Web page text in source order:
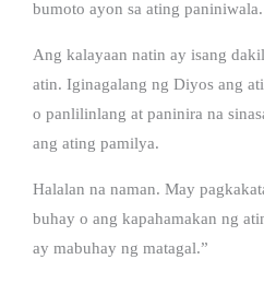
bumoto ayon sa ating paniniwala.
Ang kalayaan natin ay isang
atin. Iginagalang ng Diyos ang
o panlilinlang at paninira na
ang ating pamilya.
Halalan na naman. May
buhay o ang kapahamakan ng
ay mabuhay ng matagal.”